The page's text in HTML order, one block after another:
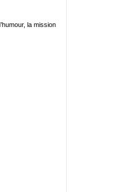
la mission